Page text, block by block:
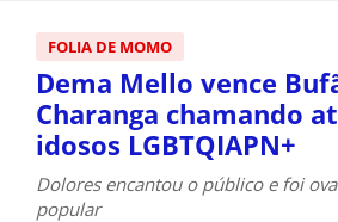
FOLIA DE MOMO
Dema Mello vence
Charanga chamando
idosos LGBTQIAPN+
Dolores encantou o público e foi
popular